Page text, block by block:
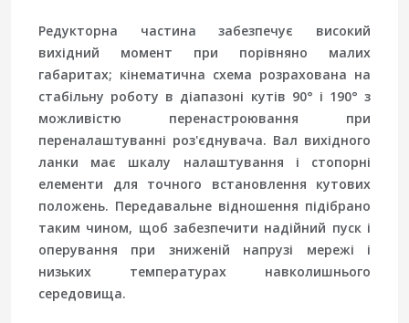
Редукторна частина забезпечує високий
вихідний момент при порівняно малих
габаритах; кінематична схема розрахована на
стабільну роботу в діапазоні кутів 90° і 190° з
можливістю перенастроювання при
переналаштуванні роз'єднувача. Вал вихідного
ланки має шкалу налаштування і стопорні
елементи для точного встановлення кутових
положень. Передавальне відношення підібрано
таким чином, щоб забезпечити надійний пуск і
оперування при зниженій напрузі мережі і
низьких температурах навколишнього
середовища.